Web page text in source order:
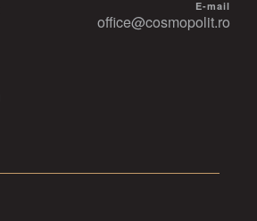
E-mail
office@cosmopolit.ro